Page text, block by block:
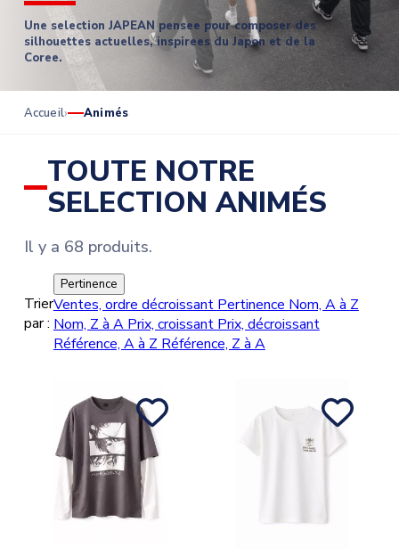
Une selection JAPEAN pensee pour composer des
silhouettes actuelles, inspirees du Japon et de la
Coree.
Accueil Animés
TOUTE NOTRE
SELECTION ANIMÉS
Il y a 68 produits.
Trier
par :
Pertinence
Ventes, ordre décroissant Pertinence Nom, A à Z
Nom, Z à A Prix, croissant Prix, décroissant
Référence, A à Z Référence, Z à A